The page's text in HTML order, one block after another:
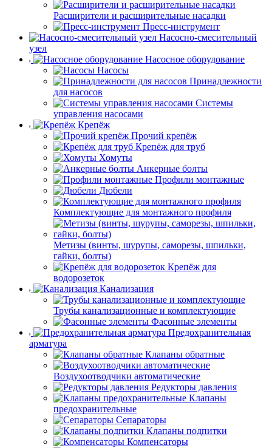
Расширители и расширительные насадки
Пресс-инструмент
Насосно-смесительный
узел
Насосное оборудование
Насосы
Принадлежности
для насосов
Системы
управления насосами
Крепёж
Прочий крепёж
Крепёж для труб
Хомуты
Анкерные болты
Профили монтажные
Дюбели
Комплектующие для монтажного профиля
Метизы (винты, шурупы, саморезы, шпильки,
гайки, болты)
Крепёж для
водорозеток
Канализация
Трубы канализационные и комплектующие
Фасонные элементы
Предохранительная
арматура
Клапаны обратные
Воздухоотводчики автоматические
Редукторы давления
Клапаны
предохранительные
Сепараторы
Клапаны подпитки
Компенсаторы